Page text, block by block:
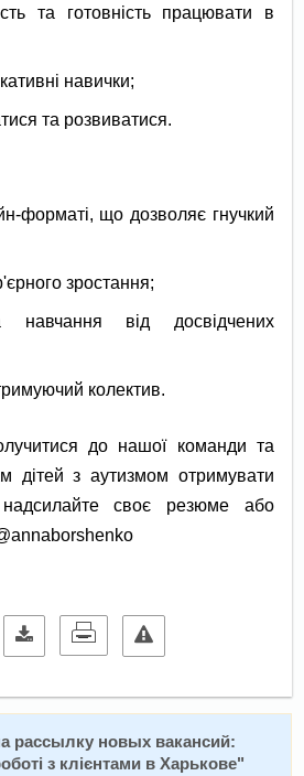
та готовність працювати в
навички;
та розвиватися.
форматі, що дозволяє гнучкий
зростання;
навчання від досвідчених
колектив.
до нашої команди та
дітей з аутизмом отримувати
надсилайте своє резюме або
расcылку новых вакансий:
з клієнтами в Харькове"